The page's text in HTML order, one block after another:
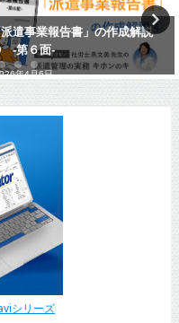
公正採用選考人権啓発推進員選
報告書」について
2026年7月2日
シリーズ